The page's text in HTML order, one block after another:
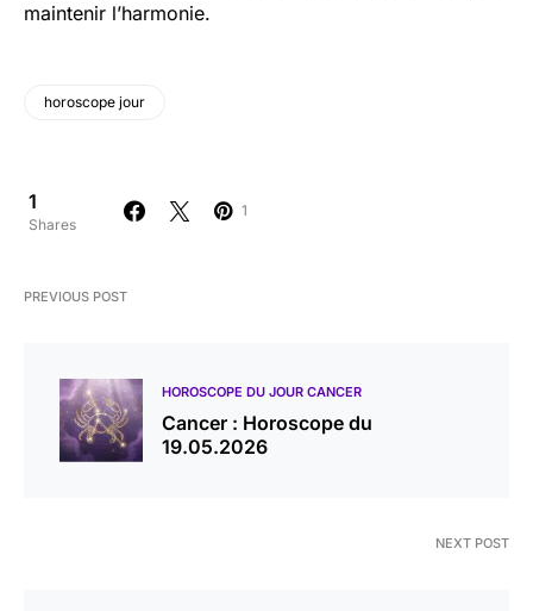
maintenir l’harmonie.
horoscope jour
1
Shares
1
PREVIOUS POST
HOROSCOPE DU JOUR CANCER
Cancer : Horoscope du
19.05.2026
NEXT POST